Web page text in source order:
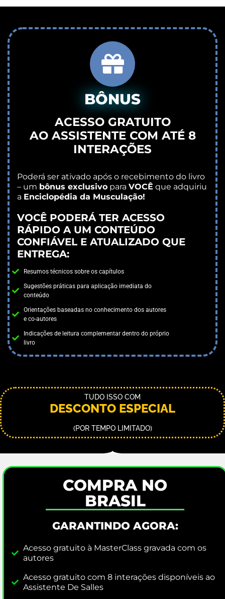
BÔNUS
ACESSO GRATUITO
AO ASSISTENTE COM ATÉ 8
INTERAÇÕES
Poderá ser ativado após o recebimento do livro
– um bônus exclusivo para VOCÊ que adquiriu
a Enciclopédia da Musculação!
VOCÊ PODERÁ TER ACESSO
RÁPIDO A UM CONTEÚDO
CONFIÁVEL E ATUALIZADO QUE
ENTREGA:
Resumos técnicos sobre os capítulos​
Sugestões práticas para aplicação imediata do
conteúdo​
Orientações baseadas no conhecimento dos autores
e co-autores​
Indicações de leitura complementar dentro do próprio
livro
TUDO ISSO COM
DESCONTO ESPECIAL
(POR TEMPO LIMITADO)
COMPRA NO
BRASIL
GARANTINDO AGORA:
Acesso gratuito à MasterClass gravada com os
autores
Acesso gratuito com 8 interações disponíveis ao
Assistente De Salles